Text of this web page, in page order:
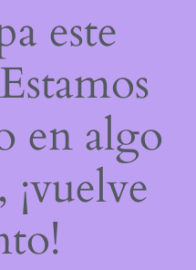
este
en algo